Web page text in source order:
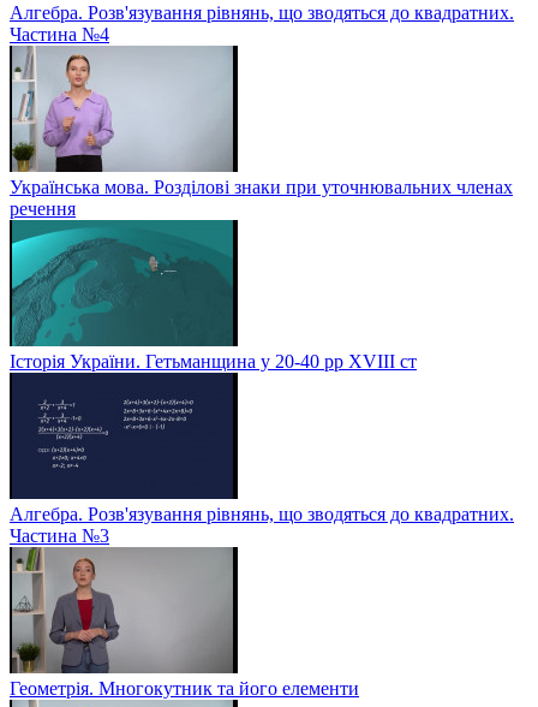
Алгебра. Розв'язування рівнянь, що зводяться до квадратних.
Частина №4
Українська мова. Розділові знаки при уточнювальних членах
речення
Історія України. Гетьманщина у 20-40 рр ХVIIІ ст
Алгебра. Розв'язування рівнянь, що зводяться до квадратних.
Частина №3
Геометрія. Многокутник та його елементи